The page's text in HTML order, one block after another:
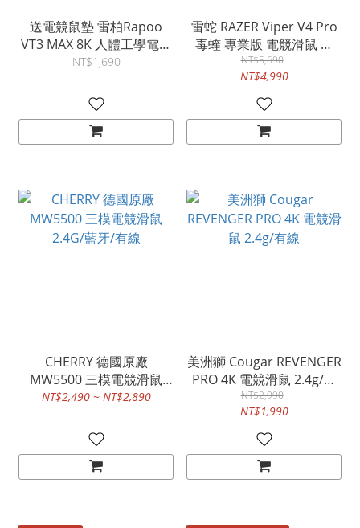
送電競鼠墊 雷柏Rapoo
VT3 MAX 8K 人體工學電競
滑鼠 2.4G/有線
NT$1,690
雷蛇 RAZER Viper V4 Pro
毒蝰 專業版 電競滑鼠 有
線/2.4G 黑色 RZ01-
05630100-R3A1 白色
RZ01-05630200-R3A1
NT$5,690
NT$4,990
CHERRY 德國原廠
MW5500 三模電競滑鼠
2.4G/藍牙/有線
NT$2,490 ~ NT$2,890
美洲獅 Cougar REVENGER
PRO 4K 電競滑鼠 2.4g/有
線
NT$2,990
NT$1,990